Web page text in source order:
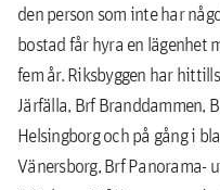
den person som inte har
bostad får hyra en lägenhet
fem år. Riksbyggen har
Järfälla, Brf Branddammen,
Helsingborg och på gång i
Vänersborg, Brf Panorama-